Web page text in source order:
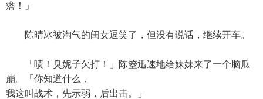
瘩！」
陈晴冰被淘气的闺女逗笑了，但没有说话，继续开车。
「啧！臭妮子欠打！」陈箜迅速地给妹妹来了一个脑瓜
崩。「你知道什么，
我这叫战术，先示弱，后出击。」